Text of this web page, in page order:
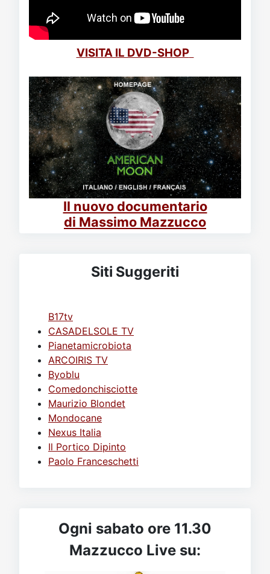
VISITA IL DVD-SHOP
Il nuovo documentario
di Massimo Mazzucco
Siti Suggeriti
B17tv
CASADELSOLE TV
Pianetamicrobiota
ARCOIRIS TV
Byoblu
Comedonchisciotte
Maurizio Blondet
Mondocane
Nexus Italia
Il Portico Dipinto
Paolo Franceschetti
Ogni sabato ore 11.30
Mazzucco Live su: